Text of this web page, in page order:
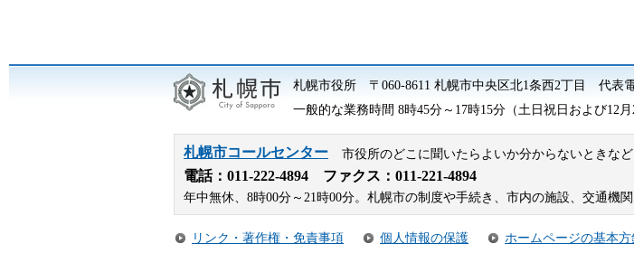
札幌市役所 〒060-8611 札幌市中央区北1条西2丁目 代表
一般的な業務時間 8時45分～17時15分（土日祝日および12
札幌市コールセンター 市役所のどこに聞いたらよいか分からないときなど
電話： 011-222-4894 ファクス：011-221-4894
年中無休、8時00分～21時00分。札幌市の制度や手続き、市内の施設、交通機
リンク・著作権・免責事項 個人情報の保護 ホームページの基本